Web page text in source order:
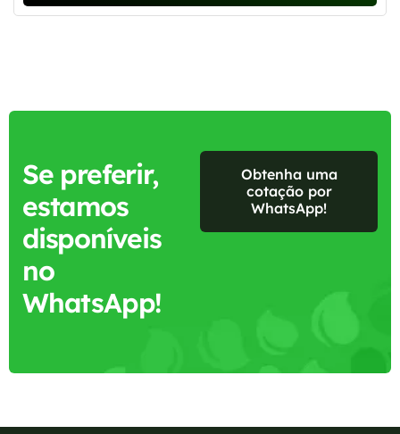
Se preferir,
estamos
disponíveis
no
WhatsApp!
Obtenha uma
cotação por
WhatsApp!